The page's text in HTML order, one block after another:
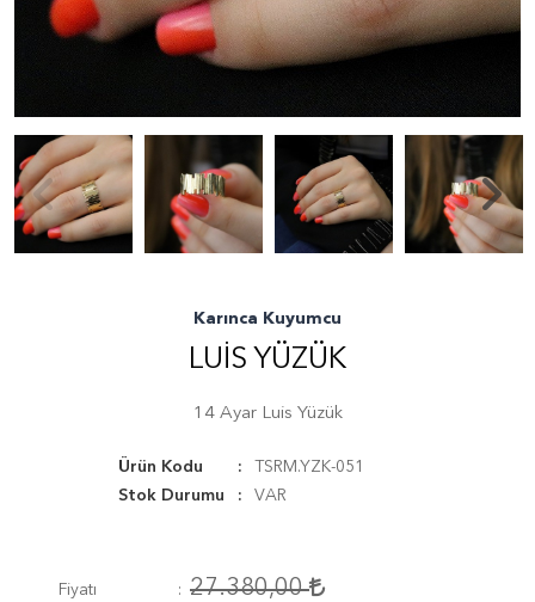
Karınca Kuyumcu
LUIS YÜZÜK
14 Ayar Luis Yüzük
Ürün Kodu
TSRM.YZK-051
Stok Durumu
VAR
Fiyatı 27.380,00